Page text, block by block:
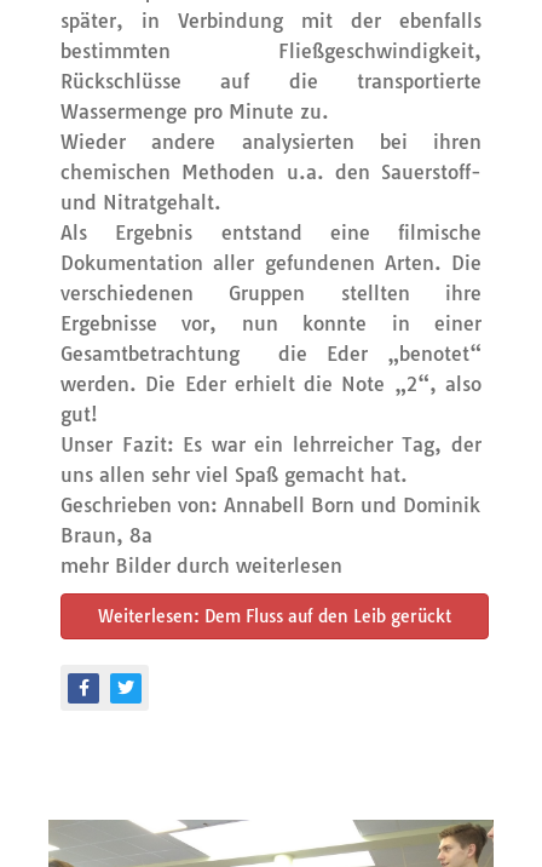
später, in Verbindung mit der ebenfalls
bestimmten Fließgeschwindigkeit,
Rückschlüsse auf die transportierte
Wassermenge pro Minute zu.
Wieder andere analysierten bei ihren
chemischen Methoden u.a. den Sauerstoff-
und Nitratgehalt.
Als Ergebnis entstand eine filmische
Dokumentation aller gefundenen Arten. Die
verschiedenen Gruppen stellten ihre
Ergebnisse vor, nun konnte in einer
Gesamtbetrachtung die Eder „benotet“
werden. Die Eder erhielt die Note „2“, also
gut!
Unser Fazit: Es war ein lehrreicher Tag, der
uns allen sehr viel Spaß gemacht hat.
Geschrieben von: Annabell Born und Dominik
Braun, 8a
mehr Bilder durch weiterlesen
Weiterlesen: Dem Fluss auf den Leib gerückt